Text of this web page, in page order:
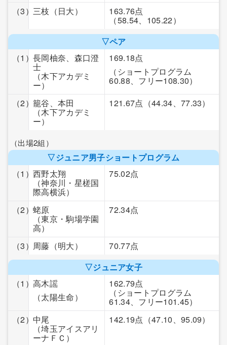
（3）三枝 （日大） 163.76点
（58.54、105.22）
▽ペア
（1）長岡柚奈、森口澄
士
（木下アカデミ
ー）
169.18点
（ショートプログラム
60.88、フリー108.30）
（2）籠谷、本田
（木下アカデミ
ー）
121.67点 （44.34、77.33）
（出場2組）
▽ジュニア男子ショートプログラム
（1）西野太翔
（神奈川・星槎国
際高横浜）
75.02点
（2）蛯原
（東京・駒場学園
高）
72.34点
（3） 周藤 （明大）
70.77点
▽ジュニア女子
（1）高木謡
（太陽生命）
162.79点
（ショートプログラム
61.34、フリー101.45）
（2） 中尾
（埼玉アイスアリ
ーナＦＣ）
142.19点 （47.10、95.09）